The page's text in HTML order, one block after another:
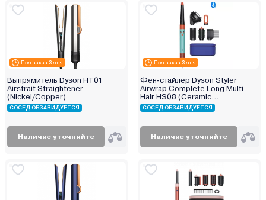
Под заказ 3 дня
Выпрямитель Dyson HT01
Airstrait Straightener
(Nickel/Copper)
СОСЕД ОБЗАВИДУЕТСЯ
Наличие уточняйте
Под заказ 3 дня
Фен-стайлер Dyson Styler
Airwrap Complete Long Multi
Hair HS08 (Ceramic
Patina/Topaz) с переходником
на евровилку
СОСЕД ОБЗАВИДУЕТСЯ
Наличие уточняйте